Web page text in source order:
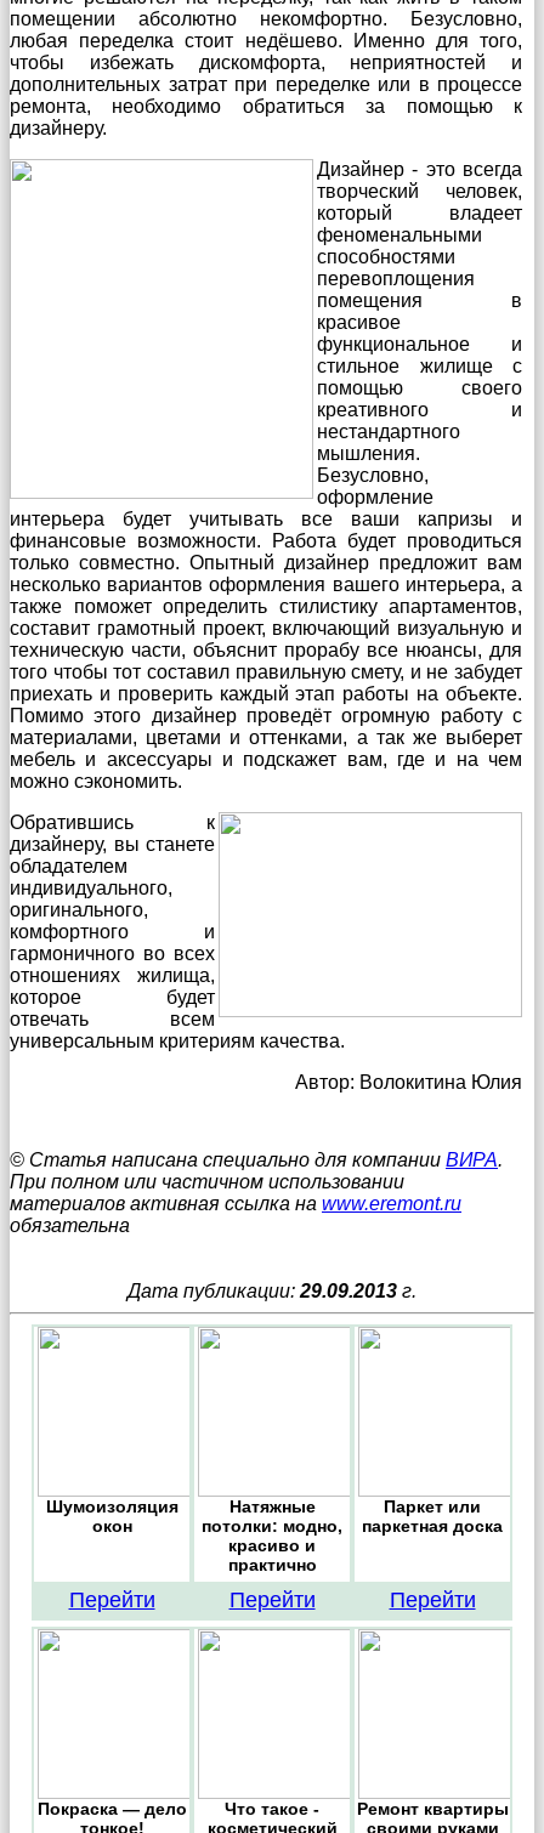
помещении абсолютно некомфортно. Безусловно,
любая переделка стоит недёшево. Именно для того,
чтобы избежать дискомфорта, неприятностей и
дополнительных затрат при переделке или в процессе
ремонта, необходимо обратиться за помощью к
дизайнеру.
Дизайнер - это всегда
творческий человек,
который владеет
феноменальными
способностями
перевоплощения
помещения в
красивое
функциональное и
стильное жилище с
помощью своего
креативного и
нестандартного
мышления.
Безусловно,
оформление
интерьера будет учитывать все ваши капризы и
финансовые возможности. Работа будет проводиться
только совместно. Опытный дизайнер предложит вам
несколько вариантов оформления вашего интерьера, а
также поможет определить стилистику апартаментов,
составит грамотный проект, включающий визуальную и
техническую части, объяснит прорабу все нюансы, для
того чтобы тот составил правильную смету, и не забудет
приехать и проверить каждый этап работы на объекте.
Помимо этого дизайнер проведёт огромную работу с
материалами, цветами и оттенками, а так же выберет
мебель и аксессуары и подскажет вам, где и на чем
можно сэкономить.
Обратившись к
дизайнеру, вы станете
обладателем
индивидуального,
оригинального,
комфортного и
гармоничного во всех
отношениях жилища,
которое будет
отвечать всем
универсальным критериям качества.
Автор: Волокитина Юлия
© Статья написана специально для компании ВИРА.
При полном или частичном использовании
материалов активная ссылка на www.eremont.ru
обязательна
Дата публикации: 29.09.2013 г.
Шумоизоляция
окон
Перейти
Натяжные
потолки: модно,
красиво и
практично
Перейти
Паркет или
паркетная доска
Перейти
Покраска — дело
тонкое!
Что такое -
косметический
Ремонт квартиры
своими руками